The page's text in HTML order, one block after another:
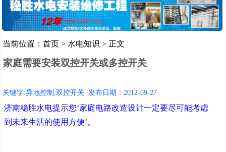
当前位置： 首页 > 水电知识 > 正文
家庭需要安装双控开关或多控开关
关键字:异地控制,双控开关 发布日期：2012-09-27
济南稳胜水电提示您‘家庭电路改造设计一定要尽可能考虑
到未来生活的使用方便’。